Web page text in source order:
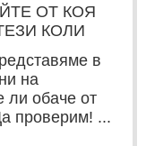
ОТ КОЯ
КОЛИ
в
на
ли обаче от
проверим! ...